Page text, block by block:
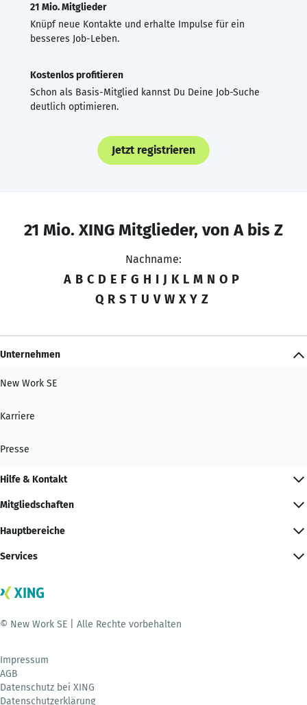
21 Mio. Mitglieder
Knüpf neue Kontakte und erhalte Impulse für ein
besseres Job-Leben.
Kostenlos profitieren
Schon als Basis-Mitglied kannst Du Deine Job-Suche
deutlich optimieren.
Jetzt registrieren
21 Mio. XING Mitglieder, von A bis Z
Nachname:
A B C D E F G H I J K L M N O P
Q R S T U V W X Y Z
Unternehmen
New Work SE
Karriere
Presse
Hilfe & Kontakt
Mitgliedschaften
Hauptbereiche
Services
© New Work SE | Alle Rechte vorbehalten
Impressum
AGB
Datenschutz bei XING
Datenschutzerklärung